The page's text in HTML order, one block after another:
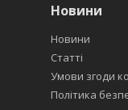
Новини
Новини
Статті
Умови згоди
Політика